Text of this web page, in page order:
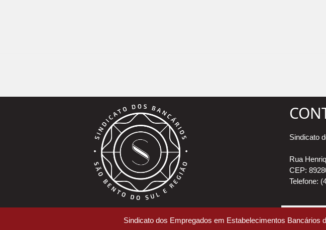
Sindicato
Rua
CEP:
Telefone:
Sindicato dos Empregados em Estabelecimentos Bancários